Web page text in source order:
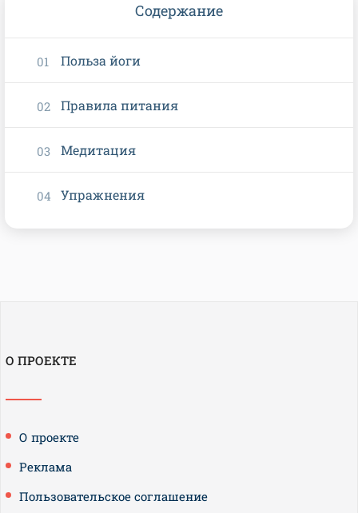
Содержание
Польза йоги
Правила питания
Медитация
Упражнения
О ПРОЕКТЕ
О проекте
Реклама
Пользовательское соглашение